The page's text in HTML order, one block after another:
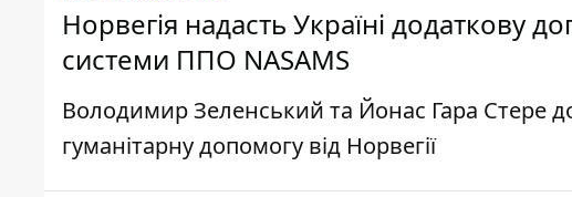
Норвегія надасть Україні додаткову
системи ППО NASAMS
Володимир Зеленський та Йонас Гара Стере
гуманітарну допомогу від Норвегії